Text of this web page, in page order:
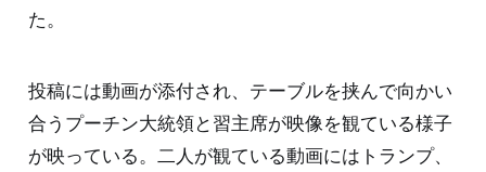
た。
投稿には動画が添付され、テーブルを挟んで向かい
合うプーチン大統領と習主席が映像を観ている様子
が映っている。二人が観ている動画にはトランプ、